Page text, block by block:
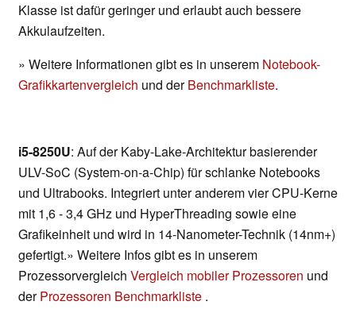
Klasse ist dafür geringer und erlaubt auch bessere
Akkulaufzeiten.
» Weitere Informationen gibt es in unserem Notebook-
Grafikkartenvergleich und derBenchmarkliste.
i5-8250U: Auf der Kaby-Lake-Architektur basierender
ULV-SoC (System-on-a-Chip) für schlanke Notebooks
und Ultrabooks. Integriert unter anderem vier CPU-Kerne
mit 1,6 - 3,4 GHz und HyperThreading sowie eine
Grafikeinheit und wird in 14-Nanometer-Technik (14nm+)
gefertigt.» Weitere Infos gibt es in unserem
Prozessorvergleich Vergleich mobiler Prozessoren und
derProzessoren Benchmarkliste .